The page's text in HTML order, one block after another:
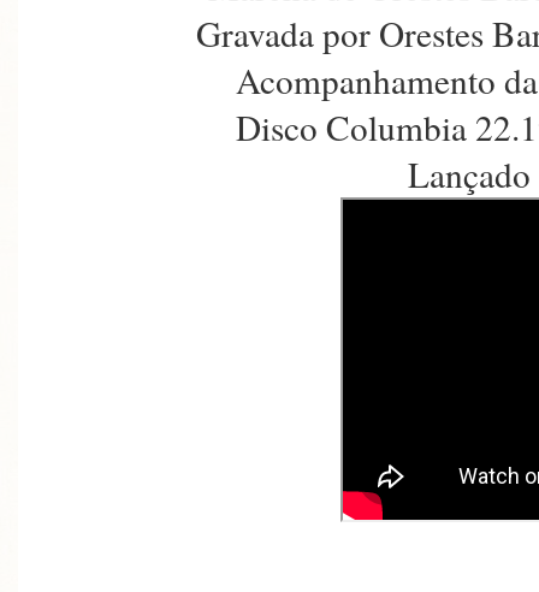
Gravada por Orestes
Acompanhamento
Disco Columbia